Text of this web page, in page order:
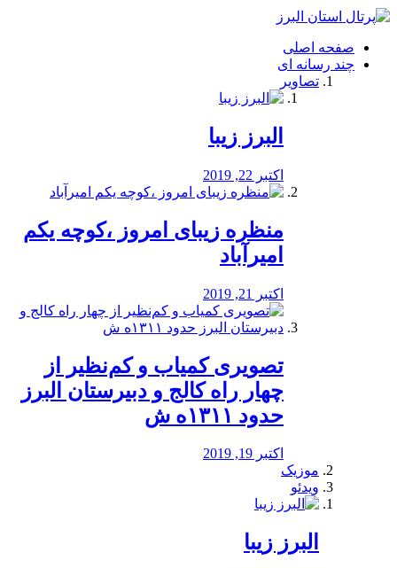
فصد
شرق
تهران
خشکشویی
صفحه اصلی
چند رسانه ای
تصاویر
البرز زیبا
اکتبر 22, 2019
منظره‌‌ زیبای امروز ،کوچه یکم
امیرآباد
اکتبر 21, 2019
️تصویری کمیاب و کم‌نظیر از
چهار راه كالج و دبيرستان البرز
حدود ۱۳۱۱ه ش
اکتبر 19, 2019
موزیک
ویدئو
البرز زیبا